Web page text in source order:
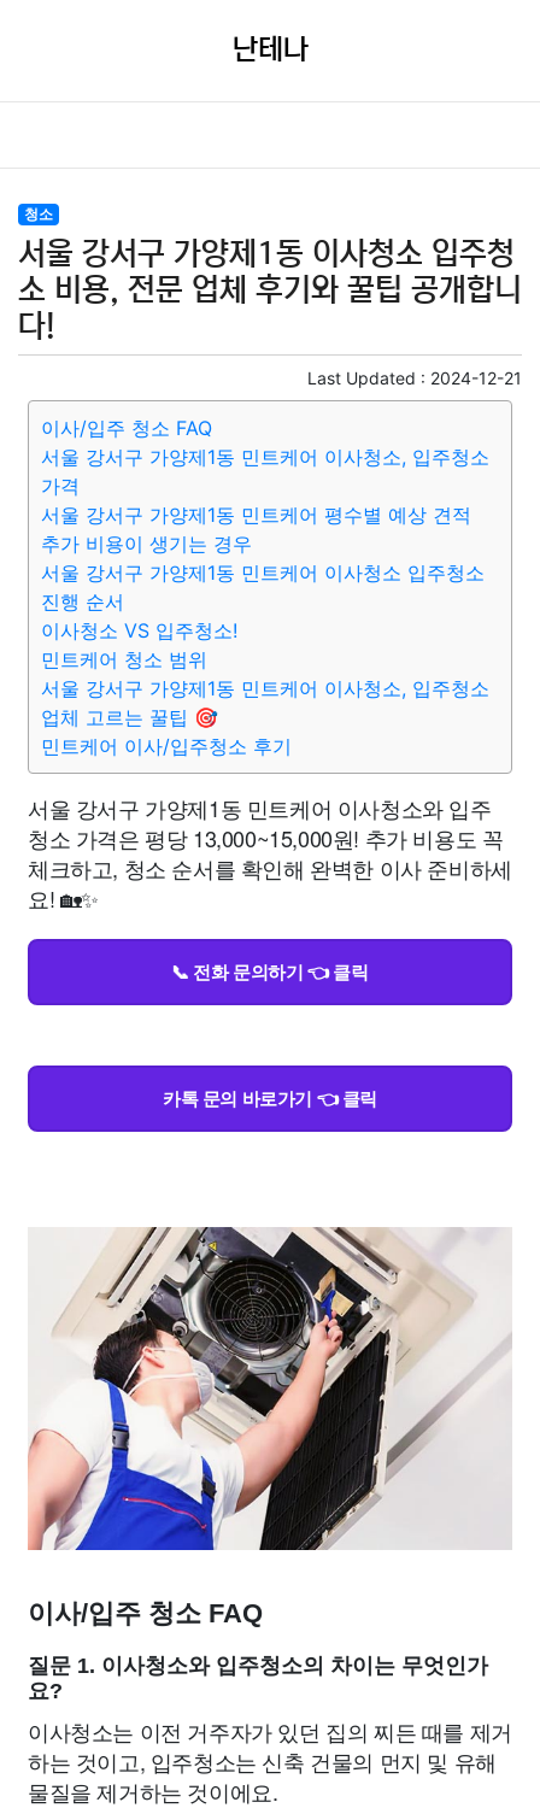
난테나
청소
서울 강서구 가양제1동 이사청소 입주청
소 비용, 전문 업체 후기와 꿀팁 공개합니
다!
Last Updated : 2024-12-21
이사/입주 청소 FAQ
서울 강서구 가양제1동 민트케어 이사청소, 입주청소
가격
서울 강서구 가양제1동 민트케어 평수별 예상 견적
추가 비용이 생기는 경우
서울 강서구 가양제1동 민트케어 이사청소 입주청소
진행 순서
이사청소 VS 입주청소!
민트케어 청소 범위
서울 강서구 가양제1동 민트케어 이사청소, 입주청소
업체 고르는 꿀팁 🎯
민트케어 이사/입주청소 후기
서울 강서구 가양제1동 민트케어 이사청소와 입주
청소 가격은 평당 13,000~15,000원! 추가 비용도 꼭
체크하고, 청소 순서를 확인해 완벽한 이사 준비하세
요! 🏡✨
📞 전화 문의하기 👈 클릭
카톡 문의 바로가기 👈 클릭
이사/입주 청소 FAQ
질문 1. 이사청소와 입주청소의 차이는 무엇인가
요?
이사청소는 이전 거주자가 있던 집의 찌든 때를 제거
하는 것이고, 입주청소는 신축 건물의 먼지 및 유해
물질을 제거하는 것이에요.